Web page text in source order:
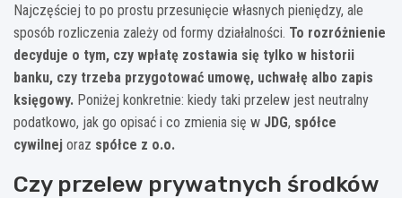
Najczęściej to po prostu przesunięcie własnych pieniędzy, ale
sposób rozliczenia zależy od formy działalności. To rozróżnienie
decyduje o tym, czy wpłatę zostawia się tylko w historii
banku, czy trzeba przygotować umowę, uchwałę albo zapis
księgowy. Poniżej konkretnie: kiedy taki przelew jest neutralny
podatkowo, jak go opisać i co zmienia się w JDG, spółce
cywilnej oraz spółce z o.o.
Czy przelew prywatnych środków